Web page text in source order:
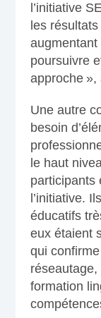
l’initiative
les
poursuivre
approche »,
Une autre
besoin
le haut
participants
l’initiative.
éducatifs
eux étaient
qui
formation